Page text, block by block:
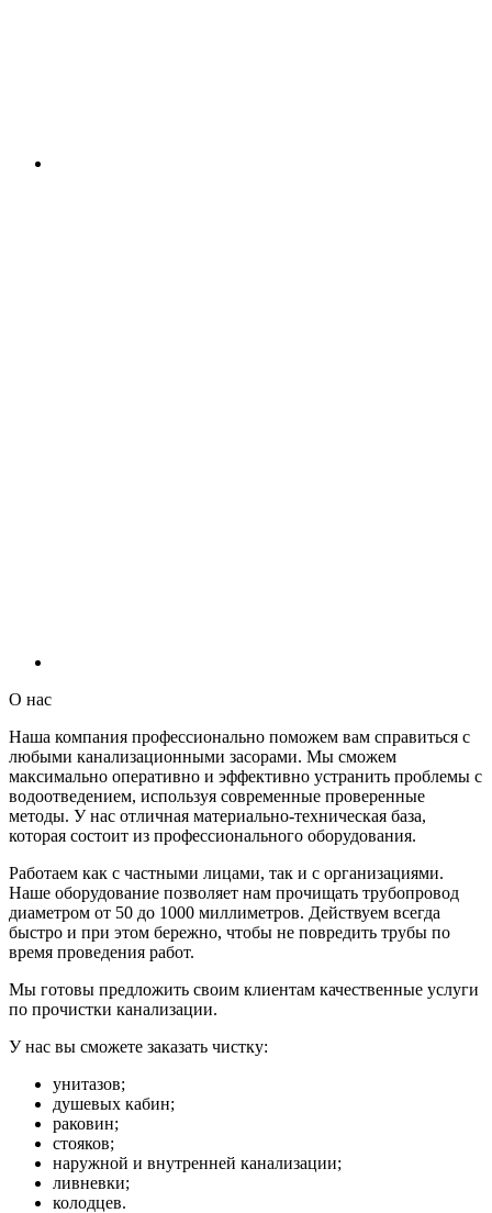
О нас
Наша компания профессионально поможем вам справиться с
любыми канализационными засорами. Мы сможем
максимально оперативно и эффективно устранить проблемы с
водоотведением, используя современные проверенные
методы. У нас отличная материально-техническая база,
которая состоит из профессионального оборудования.
Работаем как с частными лицами, так и с организациями.
Наше оборудование позволяет нам прочищать трубопровод
диаметром от 50 до 1000 миллиметров. Действуем всегда
быстро и при этом бережно, чтобы не повредить трубы по
время проведения работ.
Мы готовы предложить своим клиентам качественные услуги
по прочистки канализации.
У нас вы сможете заказать чистку:
унитазов;
душевых кабин;
раковин;
стояков;
наружной и внутренней канализации;
ливневки;
колодцев.